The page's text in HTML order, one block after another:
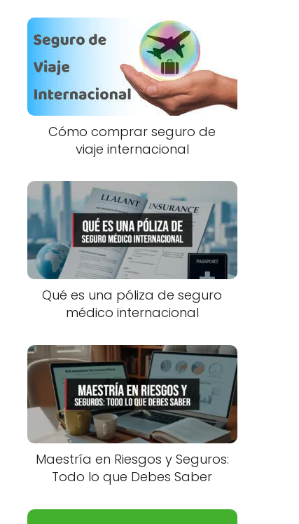
Cómo comprar seguro de
viaje internacional
Qué es una póliza de seguro
médico internacional
Maestría en Riesgos y Seguros:
Todo lo que Debes Saber